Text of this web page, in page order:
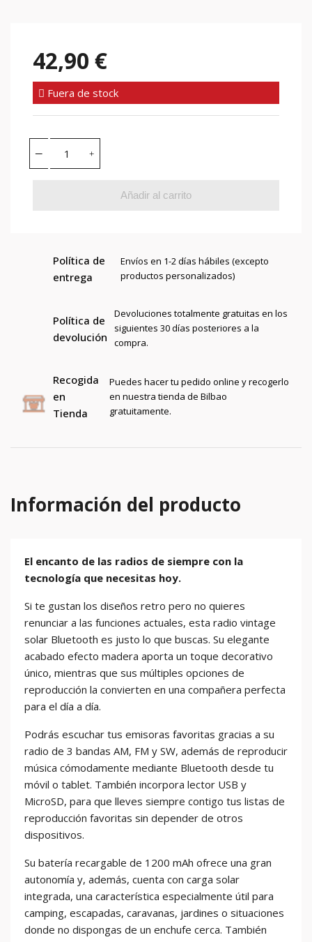
42,90 €
Fuera de stock
Añadir al carrito
Política de
entrega
Envíos en 1-2 días hábiles (excepto
productos personalizados)
Política de
devolución
Devoluciones totalmente gratuitas en los
siguientes 30 días posteriores a la
compra.
Recogida
en
Tienda
Puedes hacer tu pedido online y recogerlo
en nuestra tienda de Bilbao
gratuitamente.
Información del producto
El encanto de las radios de siempre con la
tecnología que necesitas hoy.
Si te gustan los diseños retro pero no quieres
renunciar a las funciones actuales, esta radio vintage
solar Bluetooth es justo lo que buscas. Su elegante
acabado efecto madera aporta un toque decorativo
único, mientras que sus múltiples opciones de
reproducción la convierten en una compañera perfecta
para el día a día.
Podrás escuchar tus emisoras favoritas gracias a su
radio de 3 bandas AM, FM y SW, además de reproducir
música cómodamente mediante Bluetooth desde tu
móvil o tablet. También incorpora lector USB y
MicroSD, para que lleves siempre contigo tus listas de
reproducción favoritas sin depender de otros
dispositivos.
Su batería recargable de 1200 mAh ofrece una gran
autonomía y, además, cuenta con carga solar
integrada, una característica especialmente útil para
camping, escapadas, caravanas, jardines o situaciones
donde no dispongas de un enchufe cerca. También